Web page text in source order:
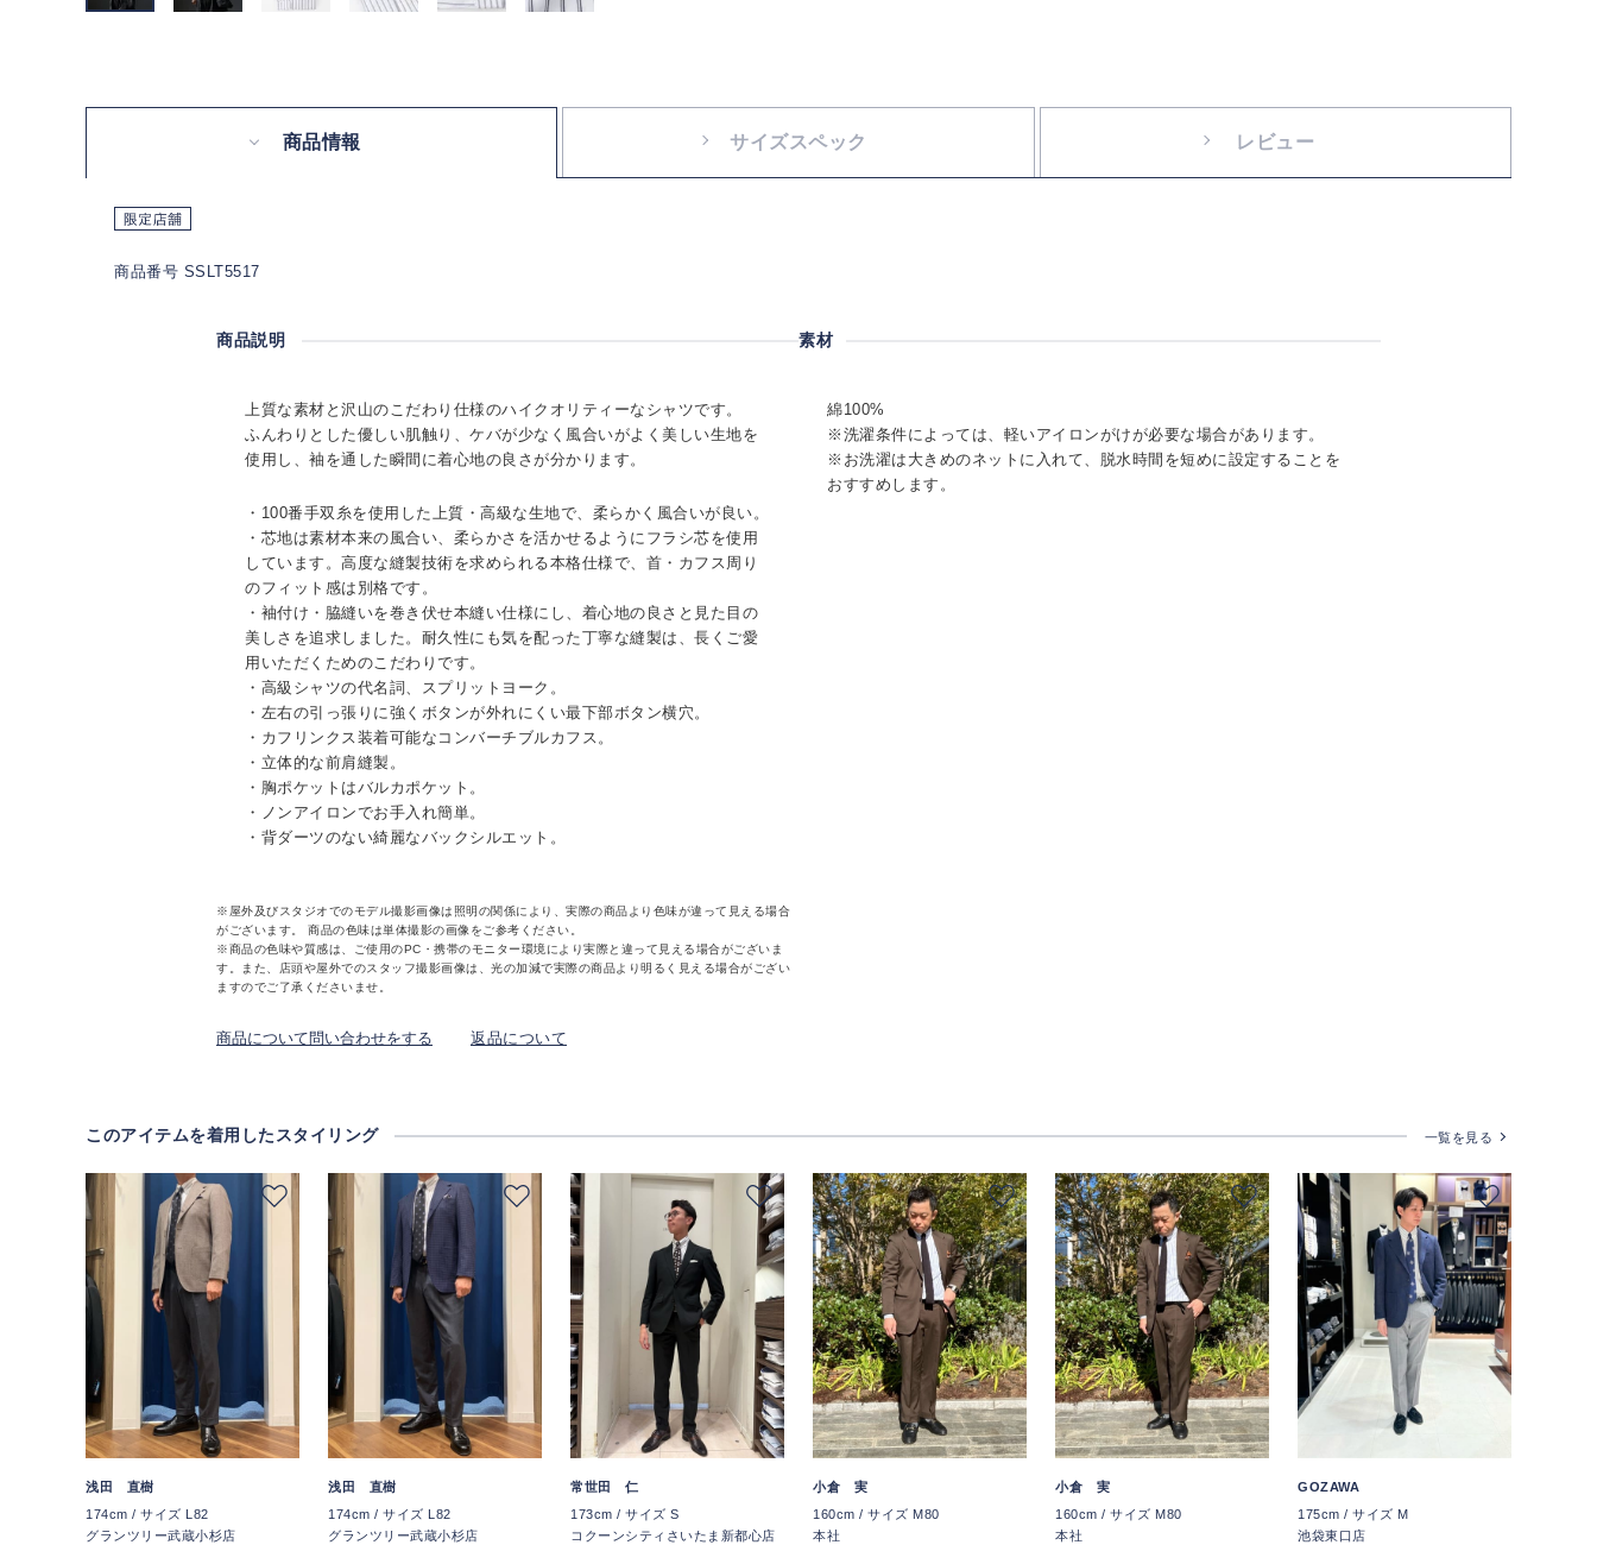
商品情報 サイズスペック レビュー
商品番号 SSLT5517
商品説明
上質な素材と沢山のこだわり仕様のハイクオリティーなシャツです。
ふんわりとした優しい肌触り、ケバが少なく風合いがよく美しい生地を
使用し、袖を通した瞬間に着心地の良さが分かります。
・100番手双糸を使用した上質・高級な生地で、柔らかく風合いが良い。
・芯地は素材本来の風合い、柔らかさを活かせるようにフラシ芯を使用
しています。高度な縫製技術を求められる本格仕様で、首・カフス周り
のフィット感は別格です。
・袖付け・脇縫いを巻き伏せ本縫い仕様にし、着心地の良さと見た目の
美しさを追求しました。耐久性にも気を配った丁寧な縫製は、長くご愛
用いただくためのこだわりです。
・高級シャツの代名詞、スプリットヨーク。
・左右の引っ張りに強くボタンが外れにくい最下部ボタン横穴。
・カフリンクス装着可能なコンバーチブルカフス。
・立体的な前肩縫製。
・胸ポケットはバルカポケット。
・ノンアイロンでお手入れ簡単。
・背ダーツのない綺麗なバックシルエット。
※屋外及びスタジオでのモデル撮影画像は照明の関係により、実際の商品より色味が違って見える場合
がございます。 商品の色味は単体撮影の画像をご参考ください。
※商品の色味や質感は、ご使用のPC・携帯のモニター環境により実際と違って見える場合がございま
す。また、店頭や屋外でのスタッフ撮影画像は、光の加減で実際の商品より明るく見える場合がござい
ますのでご了承くださいませ。
商品について問い合わせをする 返品について
素材
綿100%
※洗濯条件によっては、軽いアイロンがけが必要な場合があります。
※お洗濯は大きめのネットに入れて、脱水時間を短めに設定することを
おすすめします。
このアイテムを着用したスタイリング 一覧を見る
浅田 直樹
174cm / サイズ L82
グランツリー武蔵小杉店
浅田 直樹
174cm / サイズ L82
グランツリー武蔵小杉店
常世田 仁
173cm / サイズ S
コクーンシティさいたま新都心店
小倉 実
160cm / サイズ M80
本社
小倉 実
160cm / サイズ M80
本社
GOZAWA
175cm / サイズ M
池袋東口店